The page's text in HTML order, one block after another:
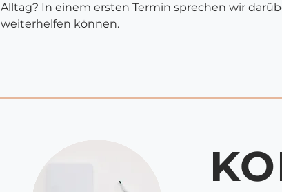
Alltag? In einem ersten Termin sprechen wir
weiterhelfen können.